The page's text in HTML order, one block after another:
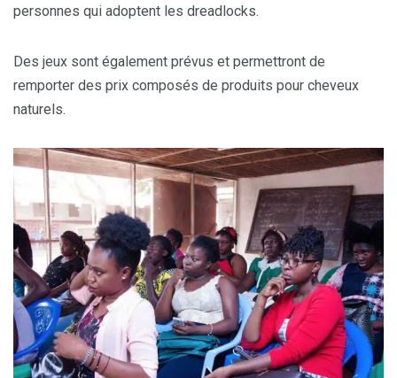
personnes qui adoptent les dreadlocks.
Des jeux sont également prévus et permettront de
remporter des prix composés de produits pour cheveux
naturels.